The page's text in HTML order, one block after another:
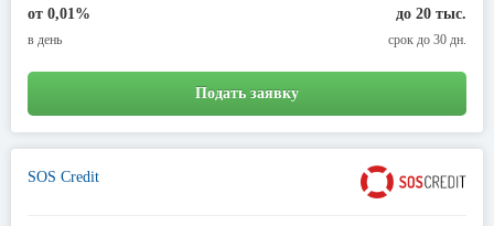
от 0,01%
в день
до 20 тыс.
срок до 30 дн.
Подать заявку
SOS Credit